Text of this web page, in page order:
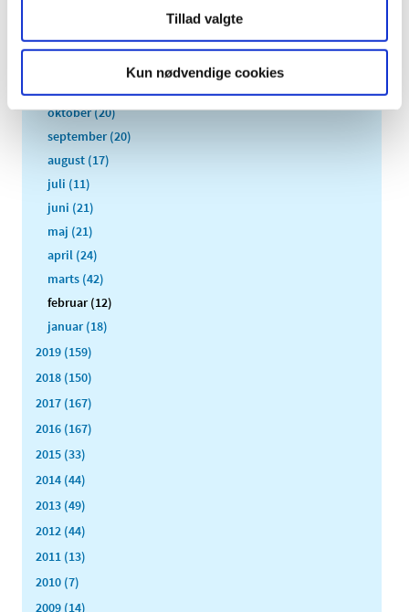
Tillad valgte
Kun nødvendige cookies
2020 (263)
oktober (20)
september (20)
august (17)
juli (11)
juni (21)
maj (21)
april (24)
marts (42)
februar (12)
januar (18)
2019 (159)
2018 (150)
2017 (167)
2016 (167)
2015 (33)
2014 (44)
2013 (49)
2012 (44)
2011 (13)
2010 (7)
2009 (14)